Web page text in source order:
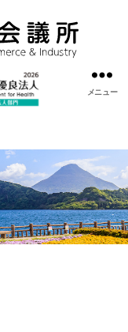
メニュー